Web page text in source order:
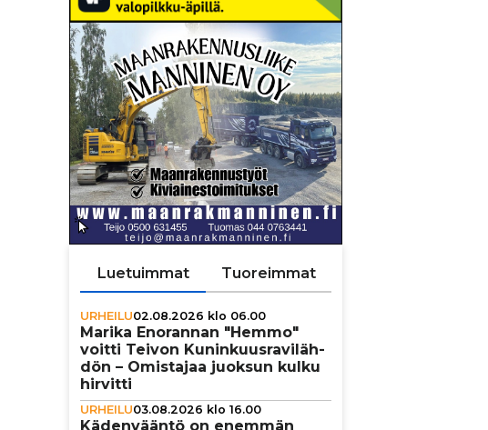
Luetuimmat Tuoreimmat
URHEILU02.08.2026 klo 06.00
Marika Enorannan "Hemmo"
voitti Teivon Kunin­kuus­ra­vi­läh­
dön – Omistajaa juoksun kulku
hirvitti
URHEILU03.08.2026 klo 16.00
Käden­vääntö on enemmän